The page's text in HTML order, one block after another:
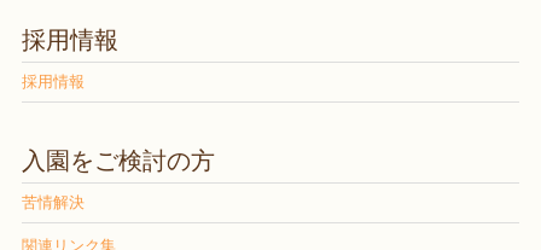
採用情報
採用情報
入園をご検討の方
苦情解決
関連リンク集